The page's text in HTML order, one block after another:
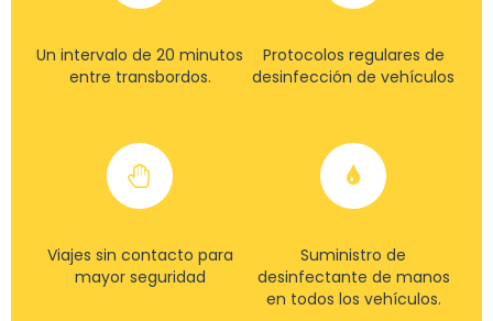
Un intervalo de 20 minutos
entre transbordos.
Protocolos regulares de
desinfección de vehículos
Viajes sin contacto para
mayor seguridad
Suministro de
desinfectante de manos
en todos los vehículos.